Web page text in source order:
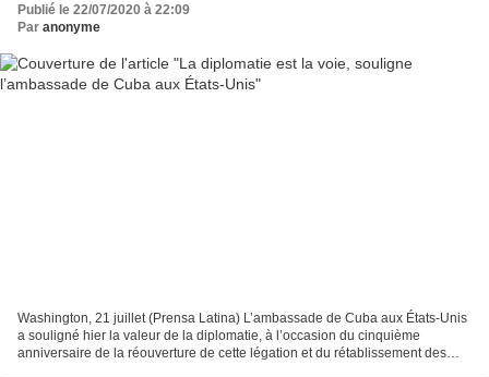
Publié le 22/07/2020 à 22:09
Par anonyme
Washington, 21 juillet (Prensa Latina) L’ambassade de Cuba aux États-Unis
a souligné hier la valeur de la diplomatie, à l’occasion du cinquième
anniversaire de la réouverture de cette légation et du rétablissement des